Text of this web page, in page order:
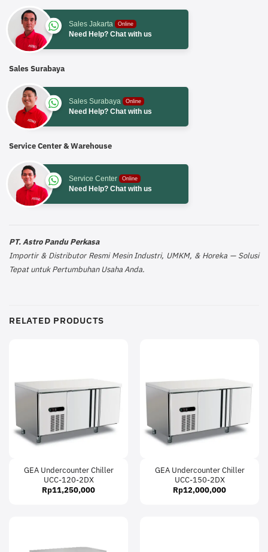
Sales Jakarta Online
Need Help? Chat with us
Sales Surabaya
Sales Surabaya Online
Need Help? Chat with us
Service Center & Warehouse
Service Center Online
Need Help? Chat with us
PT. Astro Pandu Perkasa
Importir & Distributor Resmi Mesin Industri, UMKM, & Horeka — Solusi
Tepat untuk Pertumbuhan Usaha Anda.
RELATED PRODUCTS
GEA Undercounter Chiller
UCC-120-2DX
Rp11,250,000
GEA Undercounter Chiller
UCC-150-2DX
Rp12,000,000